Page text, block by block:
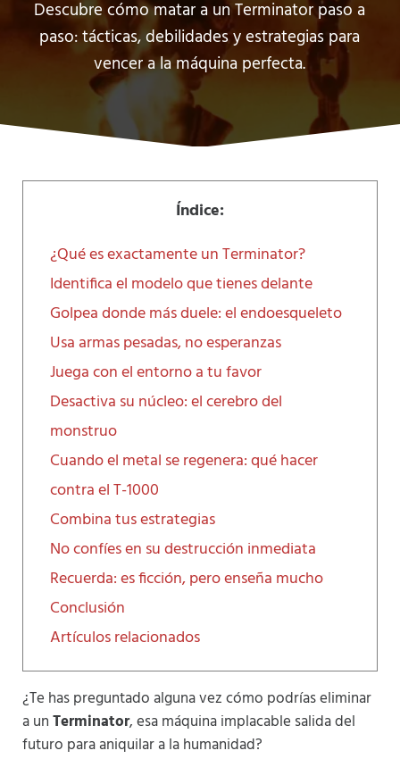
Descubre cómo matar a un Terminator paso a
paso: tácticas, debilidades y estrategias para
vencer a la máquina perfecta.
Índice:
¿Qué es exactamente un Terminator?
Identifica el modelo que tienes delante
Golpea donde más duele: el endoesqueleto
Usa armas pesadas, no esperanzas
Juega con el entorno a tu favor
Desactiva su núcleo: el cerebro del
monstruo
Cuando el metal se regenera: qué hacer
contra el T-1000
Combina tus estrategias
No confíes en su destrucción inmediata
Recuerda: es ficción, pero enseña mucho
Conclusión
Artículos relacionados
¿Te has preguntado alguna vez cómo podrías eliminar
a unTerminator, esa máquina implacable salida del
futuro para aniquilar a la humanidad?